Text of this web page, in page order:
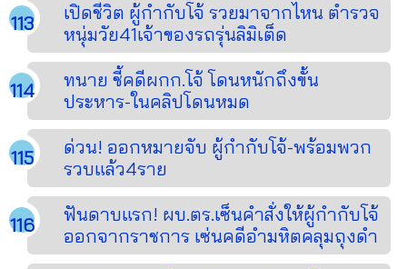
เปิดชีวิต ผู้กำกับโจ้ รวยมาจากไหน ตำรวจ
หนุ่มวัย41เจ้าของรถรุ่นลิมิเต็ด
ทนาย ชี้คดีผกก.โจ้ โดนหนักถึงขั้น
ประหาร-ในคลิปโดนหมด
ด่วน! ออกหมายจับ ผู้กำกับโจ้-พร้อมพวก
รวบแล้ว4ราย
ฟันดาบแรก! ผบ.ตร.เซ็นคำสั่งให้ผู้กำกับโจ้
ออกจากราชการ เซ่นคดีอำมหิตคลุมถุงดำ